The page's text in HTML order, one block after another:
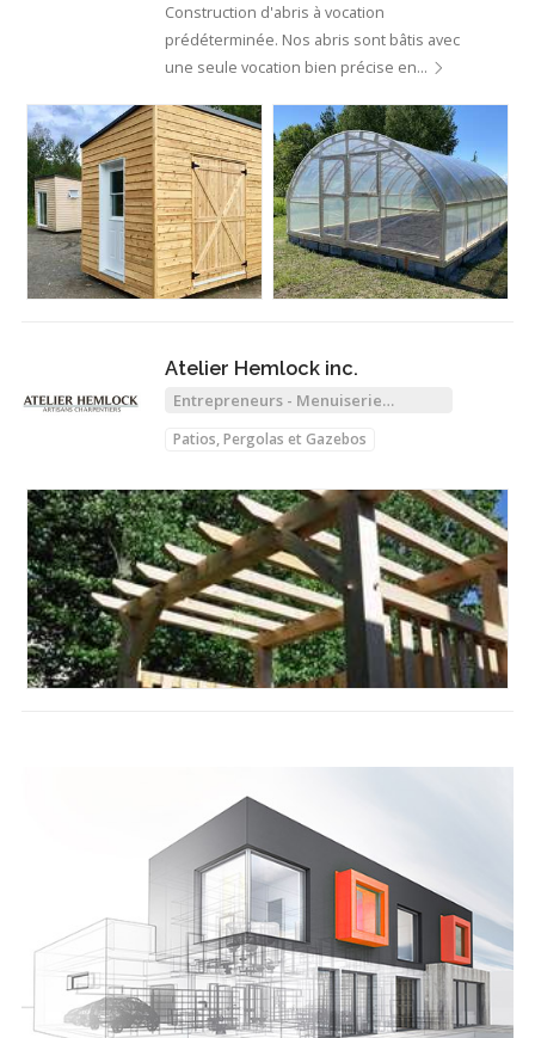
Construction d'abris à vocation
prédéterminée. Nos abris sont bâtis avec
une seule vocation bien précise en…
Atelier Hemlock inc.
Entrepreneurs - Menuiserie
Patios, Pergolas et Gazebos